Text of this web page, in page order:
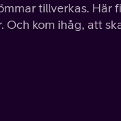
tillverkas. Här
Och kom ihåg, att